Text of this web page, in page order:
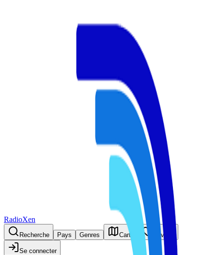
RadioXen
Recherche Pays Genres Carte Favoris
Se connecter